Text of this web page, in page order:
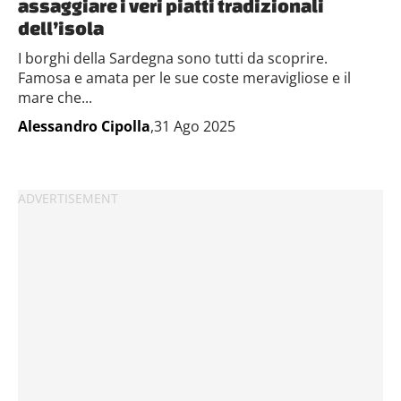
assaggiare i veri piatti tradizionali
dell’isola
I borghi della Sardegna sono tutti da scoprire.
Famosa e amata per le sue coste meravigliose e il
mare che...
Alessandro Cipolla,31 Ago 2025